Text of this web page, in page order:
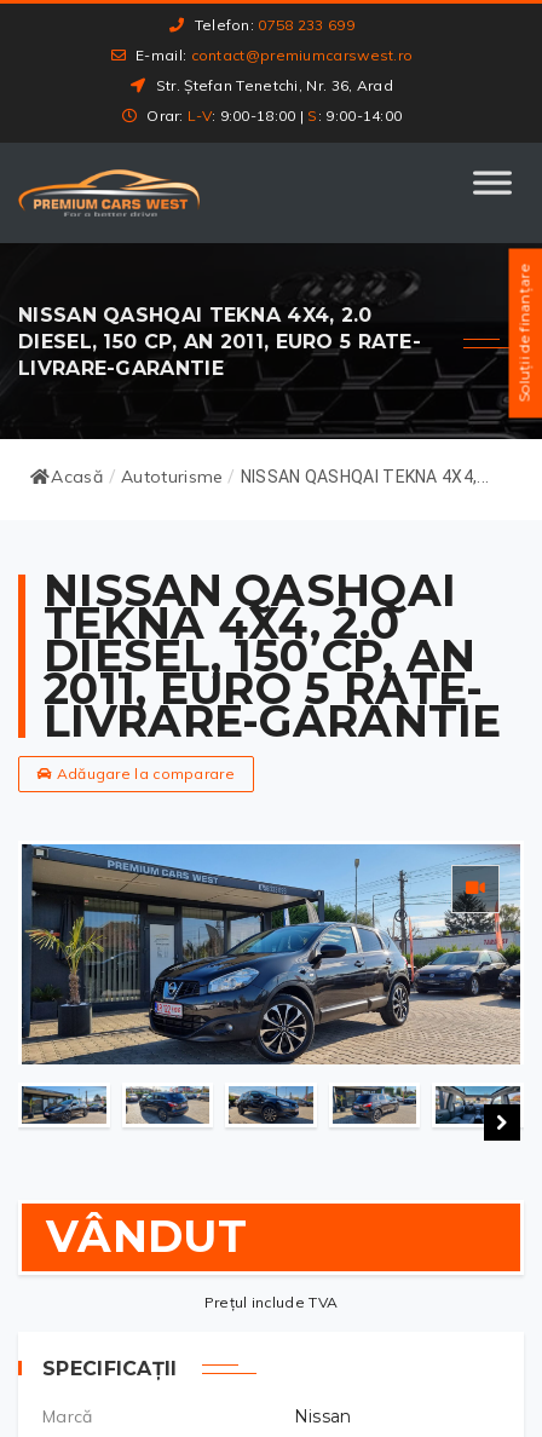
Telefon: 0758 233 699
E-mail: contact@premiumcarswest.ro
Str. Ștefan Tenetchi, Nr. 36, Arad
Orar: L-V: 9:00-18:00 | S : 9:00-14:00
NISSAN QASHQAI TEKNA 4X4, 2.0
DIESEL, 150 CP, AN 2011, EURO 5 RATE-
LIVRARE-GARANTIE
Acasă / Autoturisme / NISSAN QASHQAI TEKNA 4X4,...
NISSAN QASHQAI
TEKNA 4X4, 2.0
DIESEL, 150 CP, AN
2011, EURO 5 RATE-
LIVRARE-GARANTIE
Adăugare la comparare
VÂNDUT
Prețul include TVA
SPECIFICAȚII
Marcă
Nissan
Soluții de finanțare